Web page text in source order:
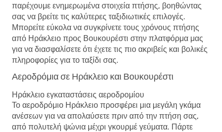
παρέχουμε ενημερωμένα στοιχεία πτήσης, βοηθώντας
σας να βρείτε τις καλύτερες ταξιδιωτικές επιλογές.
Μπορείτε εύκολα να συγκρίνετε τους χρόνους πτήσης
από Ηράκλειο προς Βουκουρέστι στην πλατφόρμα μας
για να διασφαλίσετε ότι έχετε τις πιο ακριβείς και βολικές
πληροφορίες για το ταξίδι σας.
Αεροδρόμια σε Ηράκλειο και Βουκουρέστι
Ηράκλειο εγκαταστάσεις αεροδρομίου
Το αεροδρόμιο Ηράκλειο προσφέρει μια μεγάλη γκάμα
ανέσεων για να απολαύσετε πριν από την πτήση σας,
από πολυτελή ψώνια μέχρι γκουρμέ γεύματα. Πάρτε